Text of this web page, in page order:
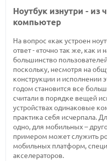
Ноутбук изнутри - из
компьютер
На вопрос «как устроен
ответ - «точно так же, как
большинство
поскольку, несмотря на
конструкции и исполнении
годом становится все
считали в порядке вещей
устройствах одинаковые
практика себя исчерпала.
одно, для мобильных –
примером может служить
мобильных платформ,
акселераторов.